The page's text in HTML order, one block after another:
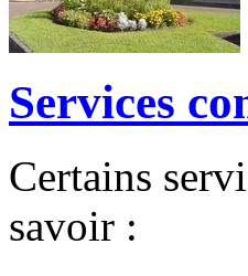
Services
Certains
savoir :